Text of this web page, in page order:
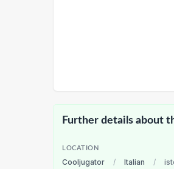
Further details about
LOCATION
Cooljugator / Italian /